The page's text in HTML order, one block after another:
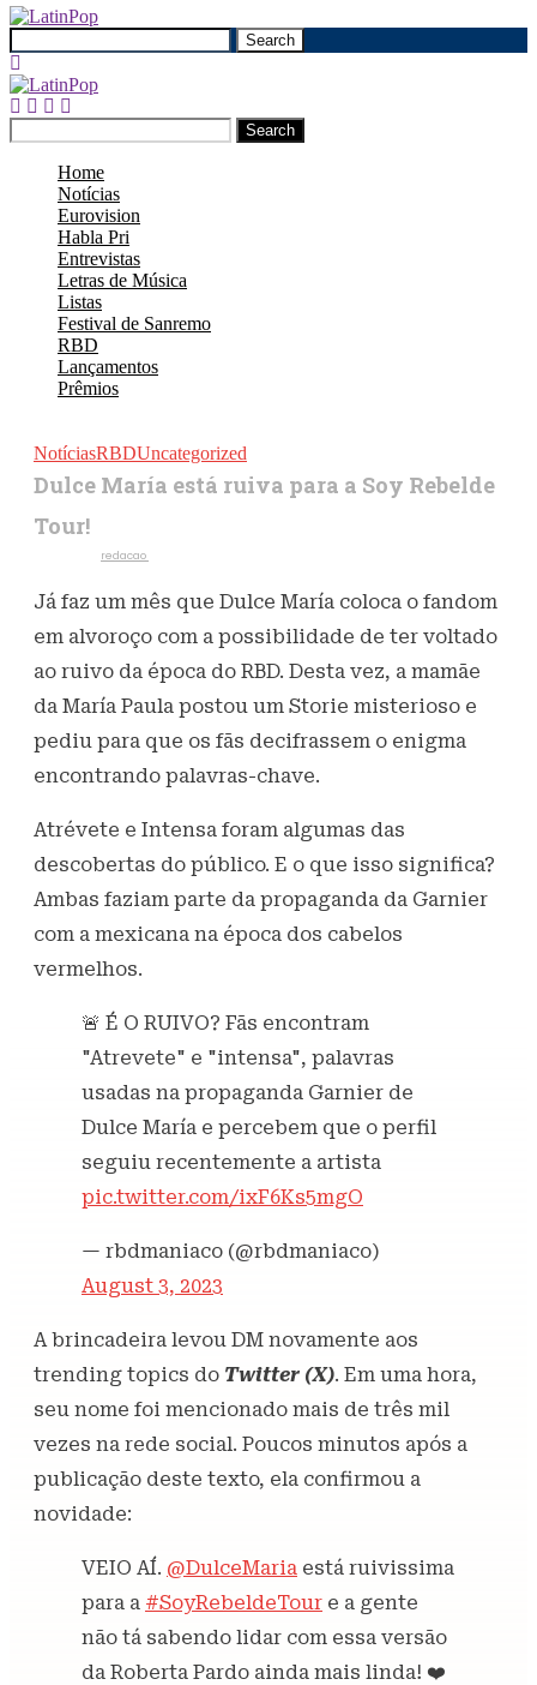
Search
Search
Home
Notícias
Eurovision
Habla Pri
Entrevistas
Letras de Música
Listas
Festival de Sanremo
RBD
Lançamentos
Prêmios
NotíciasRBDUncategorized
Dulce María está ruiva para a Soy Rebelde
Tour!
redacao
Já faz um mês que Dulce María coloca o fandom
em alvoroço com a possibilidade de ter voltado
ao ruivo da época do RBD. Desta vez, a mamãe
da María Paula postou um Storie misterioso e
pediu para que os fãs decifrassem o enigma
encontrando palavras-chave.
Atrévete e Intensa foram algumas das
descobertas do público. E o que isso significa?
Ambas faziam parte da propaganda da Garnier
com a mexicana na época dos cabelos
vermelhos.
🚨 É O RUIVO? Fãs encontram
"Atrevete" e "intensa", palavras
usadas na propaganda Garnier de
Dulce María e percebem que o perfil
seguiu recentemente a artista
pic.twitter.com/ixF6Ks5mgO
— rbdmaniaco (@rbdmaniaco)
August 3, 2023
A brincadeira levou DM novamente aos
trending topics do Twitter (X). Em uma hora,
seu nome foi mencionado mais de três mil
vezes na rede social. Poucos minutos após a
publicação deste texto, ela confirmou a
novidade:
VEIO AÍ. @DulceMaria está ruivissima
para a #SoyRebeldeTour e a gente
não tá sabendo lidar com essa versão
da Roberta Pardo ainda mais linda! ❤️